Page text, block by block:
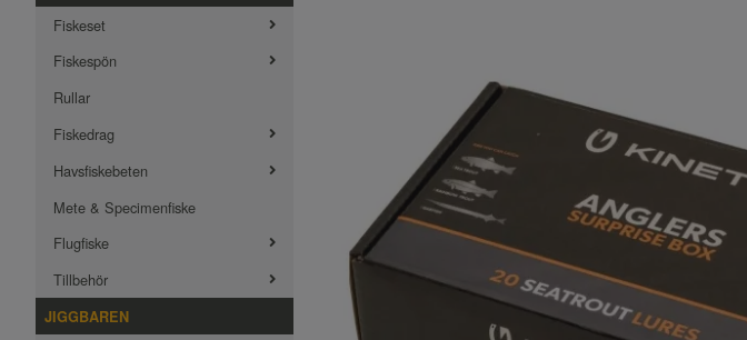
Fiskeset
Fiskespön
Rullar
Fiskedrag
Havsfiskebeten
Mete & Specimenfiske
Flugfiske
Tillbehör
JIGGBAREN